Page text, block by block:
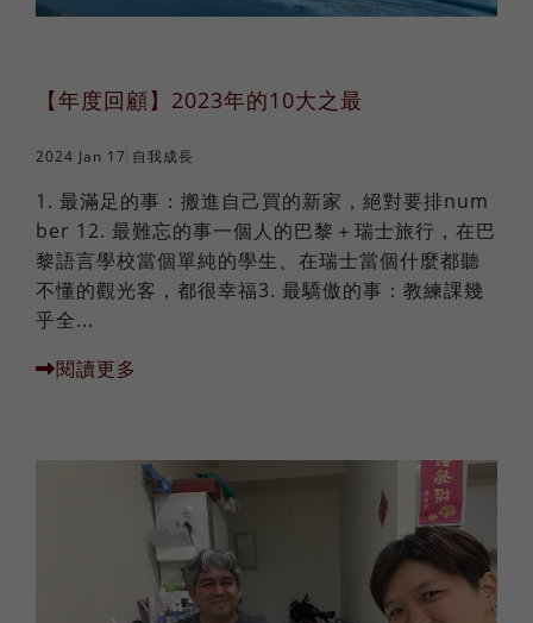
【年度回顧】2023年的10大之最
2024 Jan 17 自我成長
1. 最滿足的事：搬進自己買的新家，絕對要排num
ber 12. 最難忘的事一個人的巴黎＋瑞士旅行，在巴
黎語言學校當個單純的學生、在瑞士當個什麼都聽
不懂的觀光客，都很幸福3. 最驕傲的事：教練課幾
乎全...
閱讀更多